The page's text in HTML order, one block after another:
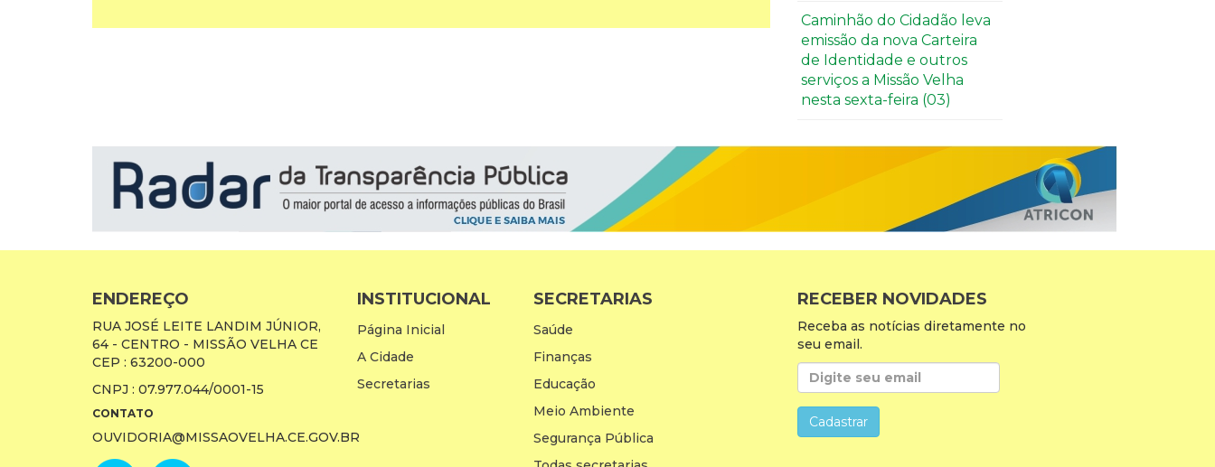
Caminhão do Cidadão leva
emissão da nova Carteira
de Identidade e outros
serviços a Missão Velha
nesta sexta-feira (03)
ENDEREÇO
RUA JOSÉ LEITE LANDIM JÚNIOR,
64 - CENTRO - MISSÃO VELHA CE
CEP : 63200-000
CNPJ : 07.977.044/0001-15
CONTATO
OUVIDORIA@MISSAOVELHA.CE.GOV.BR
INSTITUCIONAL
Página Inicial
A Cidade
Secretarias
SECRETARIAS
Saúde
Finanças
Educação
Meio Ambiente
Segurança Pública
RECEBER NOVIDADES
Receba as notícias diretamente no
seu email.